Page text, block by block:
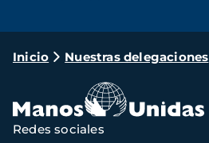
Ruta
navegación
Inicio Nuestras delegaciones
Redes sociales